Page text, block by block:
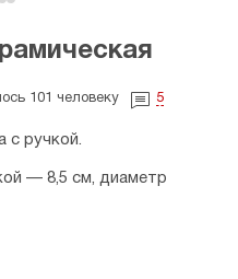
101 человеку 5
с ручкой.
— 8,5 см, диаметр